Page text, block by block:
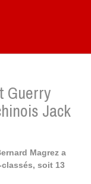
Guerry
Jack
Magrez a
soit 13